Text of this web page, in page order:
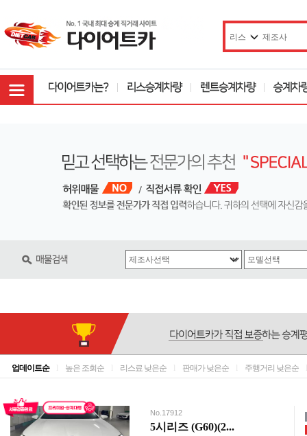
업데이트순 높은 조회순 리스료 낮은순 판매가 낮은순 주행거리 낮은순
No.17912
5시리즈 (G60)(2...